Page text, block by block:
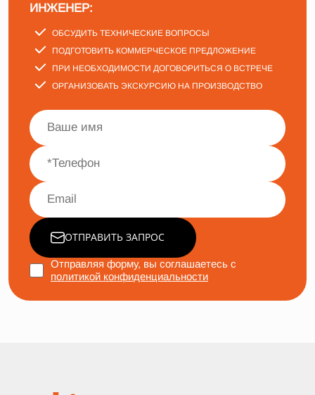
ИНЖЕНЕР:
ОБСУДИТЬ ТЕХНИЧЕСКИЕ ВОПРОСЫ
ПОДГОТОВИТЬ КОММЕРЧЕСКОЕ ПРЕДЛОЖЕНИЕ
ПРИ НЕОБХОДИМОСТИ ДОГОВОРИТЬСЯ О ВСТРЕЧЕ
ОРГАНИЗОВАТЬ ЭКСКУРСИЮ НА ПРОИЗВОДСТВО
ОТПРАВИТЬ ЗАПРОС
Отправляя форму, вы соглашаетесь с
политикой конфиденциальности